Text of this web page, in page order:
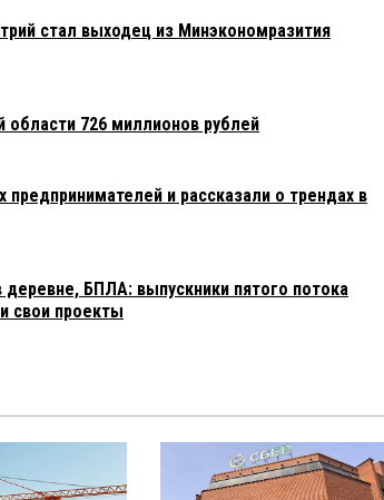
стал выходец из Минэкономразития
726 миллионов рублей
и рассказали о трендах в
БПЛА: выпускники пятого потока
свои проекты